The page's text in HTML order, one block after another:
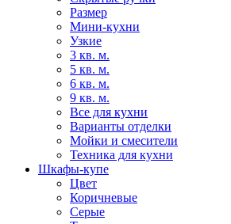
Размер
Мини-кухни
Узкие
3 кв. м.
5 кв. м.
6 кв. м.
9 кв. м.
Все для кухни
Варианты отделки
Мойки и смесители
Техника для кухни
Шкафы-купе
Цвет
Коричневые
Серые